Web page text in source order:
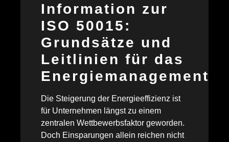
Information zur
ISO 50015:
Grundsätze und
Leitlinien für das
Energiemanagement
Die Steigerung der Energieeffizienz ist
für Unternehmen längst zu einem
zentralen Wettbewerbsfaktor geworden.
Doch Einsparungen allein reichen nicht